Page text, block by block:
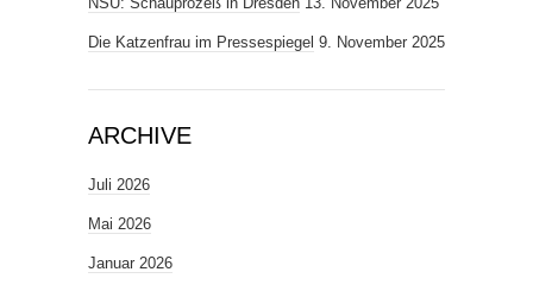
Die Katzenfrau im Pressespiegel 9. November 2025
ARCHIVE
Juli 2026
Mai 2026
Januar 2026